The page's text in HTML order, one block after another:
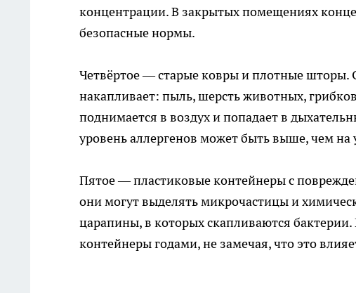
концентрации. В закрытых помещениях
безопасные нормы.
Четвёртое — старые ковры и плотные шторы.
накапливает: пыль, шерсть животных,
поднимается в воздух и попадает в
уровень аллергенов может быть выше, чем
Пятое — пластиковые контейнеры с
они могут выделять микрочастицы и
царапины, в которых скапливаются
контейнеры годами, не замечая, что это